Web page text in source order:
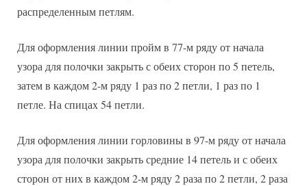
распределенным петлям.
Для оформления линии пройм в 77-м ряду от начала
узора для полочки закрыть с обеих сторон по 5 петель,
затем в каждом 2-м ряду 1 раз по 2 петли, 1 раз по 1
петле. На спицах 54 петли.
Для оформления линии горловины в 97-м ряду от начала
узора для полочки закрыть средние 14 петель и с обеих
сторон от них в каждом 2-м ряду 2 раза по 2 петли, 2 раза